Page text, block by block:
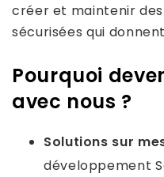
créer et maintenir
sécurisées qui
Pourquoi
avec nous ?
Solutions sur
développement